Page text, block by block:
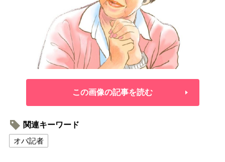
この画像の記事を読む
関連キーワード
オバ記者